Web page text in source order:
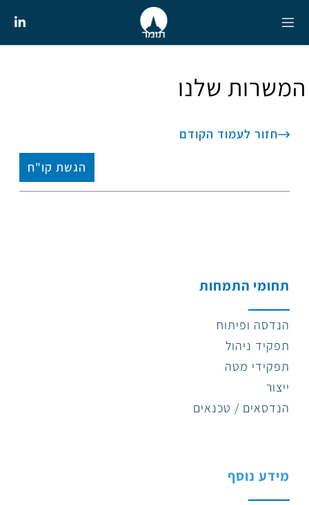
המשרות שלנו
חזור לעמוד הקודם
הגשת קו"ח
תחומי התמחות
הנדסה ופיתוח
תפקיד ניהול
תפקידי מטה
ייצור
הנדסאים / טכנאים
מידע נוסף